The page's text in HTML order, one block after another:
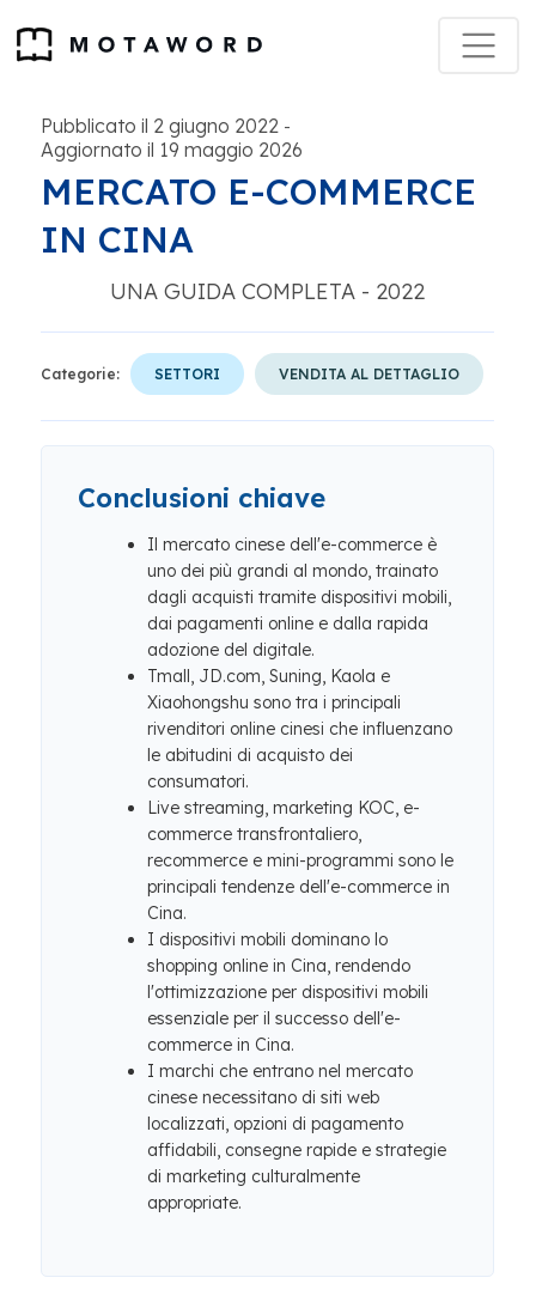
Pubblicato il 2 giugno 2022 -
Aggiornato il 19 maggio 2026
MERCATO E-COMMERCE
IN CINA
UNA GUIDA COMPLETA - 2022
Categorie: SETTORI VENDITA AL DETTAGLIO
Conclusioni chiave
Il mercato cinese dell'e-commerce è
uno dei più grandi al mondo, trainato
dagli acquisti tramite dispositivi mobili,
dai pagamenti online e dalla rapida
adozione del digitale.
Tmall, JD.com, Suning, Kaola e
Xiaohongshu sono tra i principali
rivenditori online cinesi che influenzano
le abitudini di acquisto dei
consumatori.
Live streaming, marketing KOC, e-
commerce transfrontaliero,
recommerce e mini-programmi sono le
principali tendenze dell'e-commerce in
Cina.
I dispositivi mobili dominano lo
shopping online in Cina, rendendo
l'ottimizzazione per dispositivi mobili
essenziale per il successo dell'e-
commerce in Cina.
I marchi che entrano nel mercato
cinese necessitano di siti web
localizzati, opzioni di pagamento
affidabili, consegne rapide e strategie
di marketing culturalmente
appropriate.